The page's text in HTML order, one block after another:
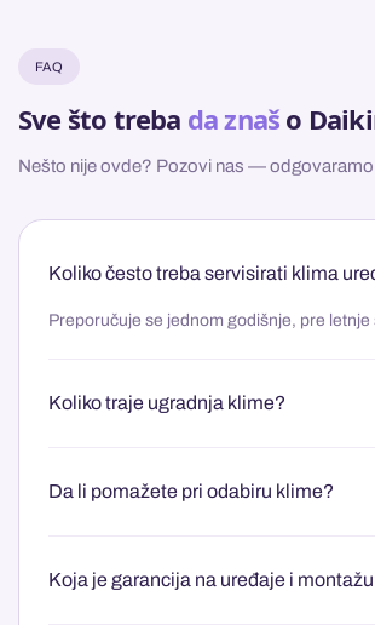
FAQ
Sve što treba da znaš o
Nešto nije ovde? Pozovi nas — odgovaramo
Koliko često treba servisirati klima
Preporučuje se jednom godišnje, pre letnje
Koliko traje ugradnja klime?
Da li pomažete pri odabiru klime?
Koja je garancija na uređaje i